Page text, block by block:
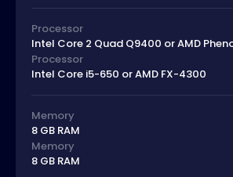
Processor
Intel Core 2 Quad Q9400 or AMD
Processor
Intel Core i5-650 or AMD FX-4300
Memory
8 GB RAM
Memory
8 GB RAM